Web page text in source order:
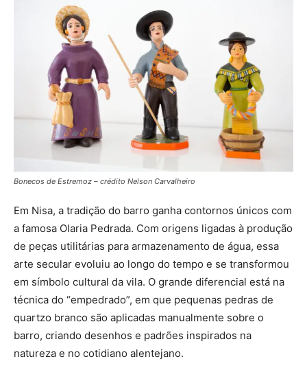
Bonecos de Estremoz – crédito Nelson Carvalheiro
Em Nisa, a tradição do barro ganha contornos únicos com
a famosa Olaria Pedrada. Com origens ligadas à produção
de peças utilitárias para armazenamento de água, essa
arte secular evoluiu ao longo do tempo e se transformou
em símbolo cultural da vila. O grande diferencial está na
técnica do “empedrado”, em que pequenas pedras de
quartzo branco são aplicadas manualmente sobre o
barro, criando desenhos e padrões inspirados na
natureza e no cotidiano alentejano.